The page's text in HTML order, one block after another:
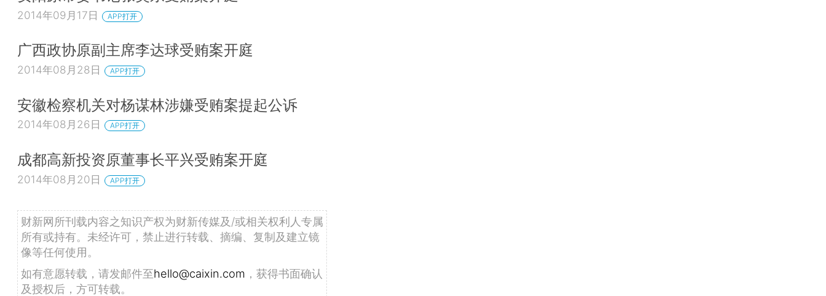
2014年09月17日 APP打开
广西政协原副主席李达球受贿案开庭
2014年08月28日 APP打开
安徽检察机关对杨谋林涉嫌受贿案提起公诉
2014年08月26日 APP打开
成都高新投资原董事长平兴受贿案开庭
2014年08月20日 APP打开
财新网所刊载内容之知识产权为财新传媒及/或相关权利人专属
所有或持有。未经许可，禁止进行转载、摘编、复制及建立镜
像等任何使用。
如有意愿转载，请发邮件至hello@caixin.com ，获得书面确认
及授权后，方可转载。